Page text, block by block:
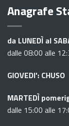
Anagrafe
da LUNEDÌ al
dalle 08:00 alle
GIOVEDI': CHUSO
MARTEDÌ
dalle 15:00 alle